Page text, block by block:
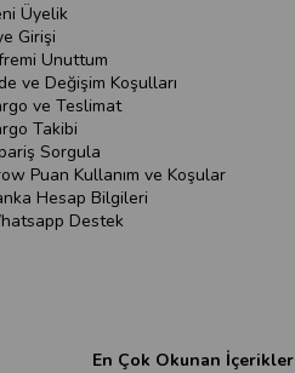
Üyelik
Girişi
Unuttum
ve Değişim Koşulları
ve Teslimat
Takibi
Sorgula
Puan Kullanım ve Koşular
Hesap Bilgileri
Destek
En Çok Okunan İçerikler